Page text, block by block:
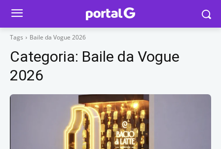
Tags Baile da Vogue 2026
Categoria: Baile da Vogue
2026